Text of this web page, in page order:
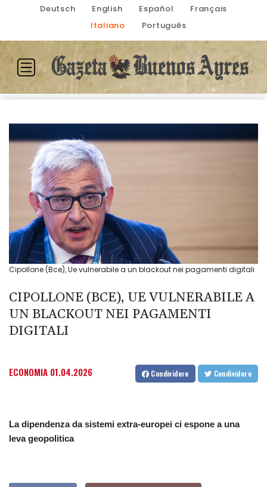
Deutsch English Español
Français
Italiano
Português
Cipollone (Bce), Ue vulnerabile a un blackout nei pagamenti digitali
CIPOLLONE (BCE), UE VULNERABILE A
UN BLACKOUT NEI PAGAMENTI
DIGITALI
ECONOMIA 01.04.2026 Condividere Condividere
La dipendenza da sistemi extra-europei ci espone a una
leva geopolitica